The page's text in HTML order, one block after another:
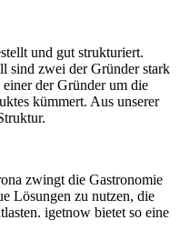
und gut strukturiert.
sind zwei der Gründer stark
der Gründer um die
kümmert. Aus unserer
zwingt die Gastronomie
Lösungen zu nutzen, die
igetnow bietet so eine